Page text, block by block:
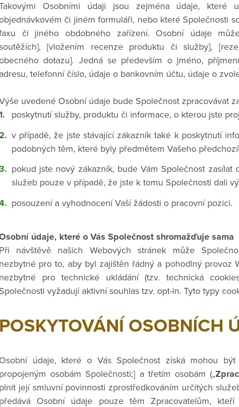
Osobními údaji jsou zejména údaje, které
objednávkovém či jiném formuláři, nebo které Společnosti
či jiného obdobného zařízení. Osobní údaje
[vložením recenze produktu či služby],
obecného dotazu]. Jedná se především o jméno,
adresu, telefonní číslo, údaje o bankovním účtu, údaje o
uvedené Osobní údaje bude Společnost zpracovávat
poskytnutí služby, produktu či informace, o kterou jste
v případě, že jste stávající zákazník také k poskytnutí
podobných těm, které byly předmětem Vašeho
pokud jste nový zákazník, bude Vám Společnost
služeb pouze v případě, že jste k tomu Společnosti dali
posouzení a vyhodnocení Vaší žádosti o pracovní pozici.
údaje, které o Vás Společnost shromažďuje sama
Při návštěvě našich Webových stránek může
nezbytné pro to, aby byl zajištěn řádný a pohodlný provoz
nezbytné pro technické ukládání (tzv. technická
Společnosti vyžadují aktivní souhlas tzv. opt-in. Tyto typy
POSKYTOVÁNÍ OSOBNÍCH
Osobní údaje, které o Vás Společnost získá mohou
propojeným osobám Společnosti;] a třetím osobám („
plnit její smluvní povinnosti zprostředkováním určitých
předává Osobní údaje pouze těm Zpracovatelům,